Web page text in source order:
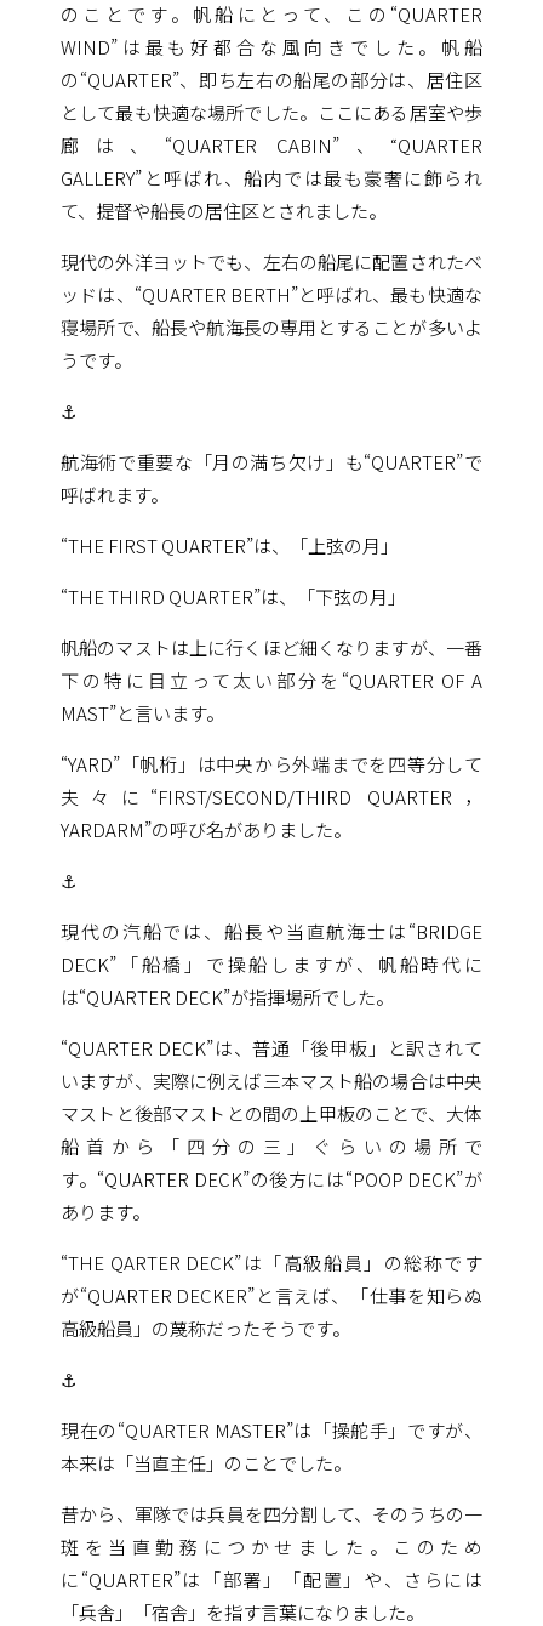
のことです。帆船にとって、この“QUARTER
WIND”は最も好都合な風向きでした。帆船
の“QUARTER”、即ち左右の船尾の部分は、居住区
として最も快適な場所でした。ここにある居室や歩
廊は、“QUARTER CABIN”、“QUARTER
GALLERY”と呼ばれ、船内では最も豪奢に飾られ
て、提督や船長の居住区とされました。
現代の外洋ヨットでも、左右の船尾に配置されたベ
ッドは、“QUARTER BERTH”と呼ばれ、最も快適な
寝場所で、船長や航海長の専用とすることが多いよ
うです。
⚓
航海術で重要な「月の満ち欠け」も“QUARTER”で
呼ばれます。
“THE FIRST QUARTER”は、「上弦の月」
“THE THIRD QUARTER”は、「下弦の月」
帆船のマストは上に行くほど細くなりますが、一番
下の特に目立って太い部分を“QUARTER OF A
MAST”と言います。
“YARD”「帆桁」は中央から外端までを四等分して
夫々に“FIRST/SECOND/THIRD QUARTER，
YARDARM”の呼び名がありました。
⚓
現代の汽船では、船長や当直航海士は“BRIDGE
DECK”「船橋」で操船しますが、帆船時代に
は“QUARTER DECK”が指揮場所でした。
“QUARTER DECK”は、普通「後甲板」と訳されて
いますが、実際に例えば三本マスト船の場合は中央
マストと後部マストとの間の上甲板のことで、大体
船首から「四分の三」ぐらいの場所で
す。“QUARTER DECK”の後方には“POOP DECK”が
あります。
“THE QARTER DECK”は「高級船員」の総称です
が“QUARTER DECKER”と言えば、「仕事を知らぬ
高級船員」の蔑称だったそうです。
⚓
現在の“QUARTER MASTER”は「操舵手」ですが、
本来は「当直主任」のことでした。
昔から、軍隊では兵員を四分割して、そのうちの一
斑を当直勤務につかせました。このため
に“QUARTER”は「部署」「配置」や、さらには
「兵舎」「宿舎」を指す言葉になりました。